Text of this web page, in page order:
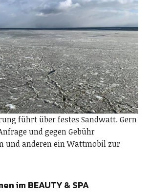
führt über festes Sandwatt. Gern
und gegen Gebühr
und anderen ein Wattmobil zur
im BEAUTY & SPA